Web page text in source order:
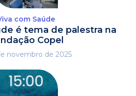
com Saúde
é tema de palestra na
Copel
novembro de 2025